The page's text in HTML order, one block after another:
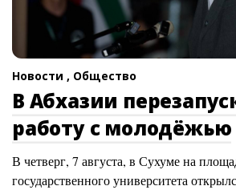
Новости , Общество
В Абхазии
работу с молодёжью
В четверг, 7 августа, в Сухуме на
государственного университета